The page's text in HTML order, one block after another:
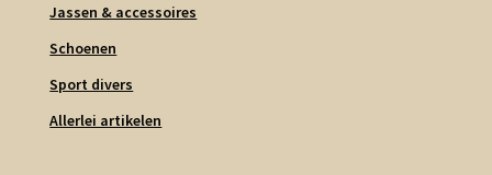
Jassen & accessoires
Schoenen
Sport divers
Allerlei artikelen